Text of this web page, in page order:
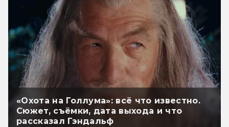
«Охота на Голлума»: всё что известно.
Сюжет, съёмки, дата выхода и что
рассказал Гэндальф